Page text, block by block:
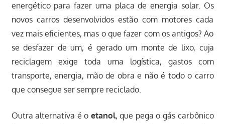
energético para fazer uma placa de energia solar. Os
novos carros desenvolvidos estão com motores cada
vez mais eficientes, mas o que fazer com os antigos? Ao
se desfazer de um, é gerado um monte de lixo, cuja
reciclagem exige toda uma logística, gastos com
transporte, energia, mão de obra e não é todo o carro
que consegue ser sempre reciclado.
Outra alternativa é o etanol, que pega o gás carbônico